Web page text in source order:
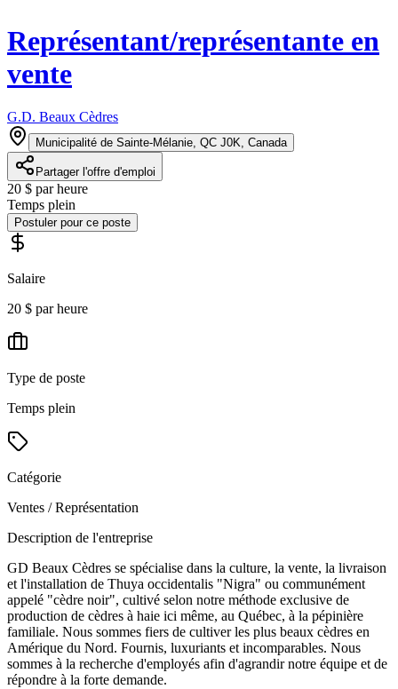
Représentant/représentante en
vente
G.D. Beaux Cèdres
Municipalité de Sainte-Mélanie, QC J0K, Canada
Partager l'offre d'emploi
20 $ par heure
Temps plein
Postuler pour ce poste
Salaire
20 $ par heure
Type de poste
Temps plein
Catégorie
Ventes / Représentation
Description de l'entreprise
GD Beaux Cèdres se spécialise dans la culture, la vente, la livraison
et l'installation de Thuya occidentalis "Nigra" ou communément
appelé "cèdre noir", cultivé selon notre méthode exclusive de
production de cèdres à haie ici même, au Québec, à la pépinière
familiale. Nous sommes fiers de cultiver les plus beaux cèdres en
Amérique du Nord. Fournis, luxuriants et incomparables. Nous
sommes à la recherche d'employés afin d'agrandir notre équipe et de
répondre à la forte demande.